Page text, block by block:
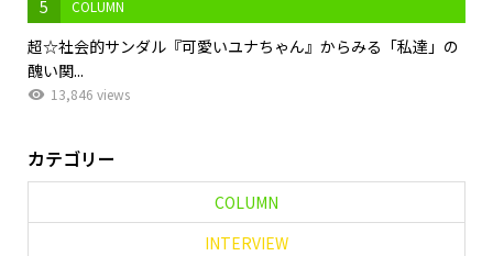
5 COLUMN
超☆社会的サンダル『可愛いユナちゃん』からみる「私達」の
醜い関...
13,846 views
カテゴリー
COLUMN
INTERVIEW